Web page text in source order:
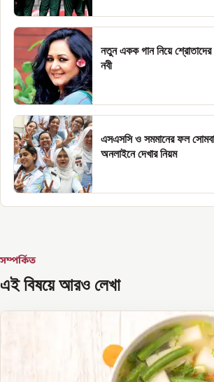
নতুন একক গান নিয়ে শ্রোতাদের
নবী
এসএসসি ও সমমানের ফল
অনলাইনে দেখার নিয়ম
সম্পর্কিত
এই বিষয়ে আরও লেখা